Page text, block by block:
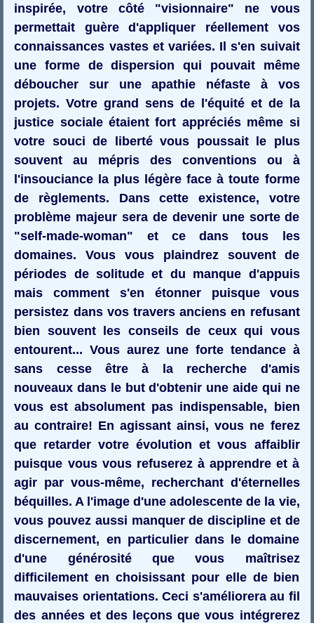
inspirée, votre côté "visionnaire" ne vous
permettait guère d'appliquer réellement vos
connaissances vastes et variées. Il s'en suivait
une forme de dispersion qui pouvait même
déboucher sur une apathie néfaste à vos
projets. Votre grand sens de l'équité et de la
justice sociale étaient fort appréciés même si
votre souci de liberté vous poussait le plus
souvent au mépris des conventions ou à
l'insouciance la plus légère face à toute forme
de règlements. Dans cette existence, votre
problème majeur sera de devenir une sorte de
"self-made-woman" et ce dans tous les
domaines. Vous vous plaindrez souvent de
périodes de solitude et du manque d'appuis
mais comment s'en étonner puisque vous
persistez dans vos travers anciens en refusant
bien souvent les conseils de ceux qui vous
entourent... Vous aurez une forte tendance à
sans cesse être à la recherche d'amis
nouveaux dans le but d'obtenir une aide qui ne
vous est absolument pas indispensable, bien
au contraire! En agissant ainsi, vous ne ferez
que retarder votre évolution et vous affaiblir
puisque vous vous refuserez à apprendre et à
agir par vous-même, recherchant d'éternelles
béquilles. A l'image d'une adolescente de la vie,
vous pouvez aussi manquer de discipline et de
discernement, en particulier dans le domaine
d'une générosité que vous maîtrisez
difficilement en choisissant pour elle de bien
mauvaises orientations. Ceci s'améliorera au fil
des années et des leçons que vous intégrerez